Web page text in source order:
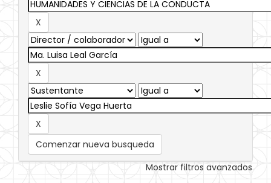
Comenzar nueva busqueda
Mostrar filtros avanzados